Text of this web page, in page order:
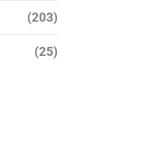
(203)
(25)